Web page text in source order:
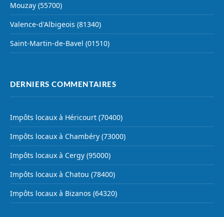
Mouzay (55700)
Valence-d'Albigeois (81340)
Saint-Martin-de-Bavel (01510)
DERNIERS COMMENTAIRES
Impôts locaux à Héricourt (70400)
Impôts locaux à Chambéry (73000)
Impôts locaux à Cergy (95000)
Impôts locaux à Chatou (78400)
Impôts locaux à Bizanos (64320)